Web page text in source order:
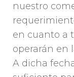
nuestro
en cuanto a
operarán en
A dicha